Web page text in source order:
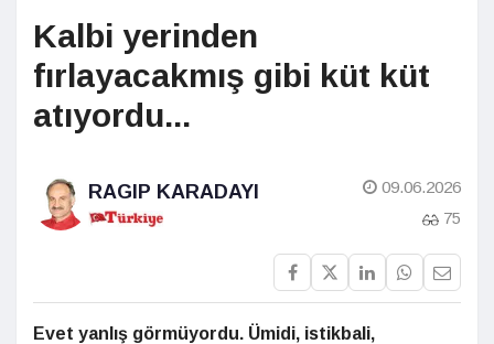
Kalbi yerinden
fırlayacakmış gibi küt küt
atıyordu...
RAGIP KARADAYI
09.06.2026
75
Evet yanlış görmüyordu. Ümidi, istikbali,